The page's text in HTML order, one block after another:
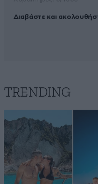
Διαβάστε και
TRENDING